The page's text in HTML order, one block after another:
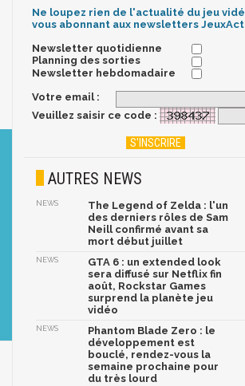
Ne loupez rien de l'actualité du jeu
vous abonnant aux newsletters
Newsletter quotidienne
Planning des sorties
Newsletter hebdomadaire
Votre email :
Veuillez saisir ce code :
AUTRES NEWS
NEWS
The Legend of Zelda : l'un
des derniers rôles de Sam
Neill confirmé avant sa
mort début juillet
NEWS
GTA 6 : un extended look
sera diffusé sur Netflix fin
août, Rockstar Games
surprend la planète jeu
vidéo
NEWS
Phantom Blade Zero : le
développement est
bouclé, rendez-vous la
semaine prochaine pour
du très lourd